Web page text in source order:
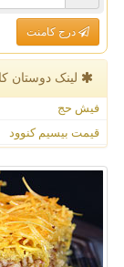
درج کامنت
لینک دوستان
فیش حج
قیمت بیسیم کنوود